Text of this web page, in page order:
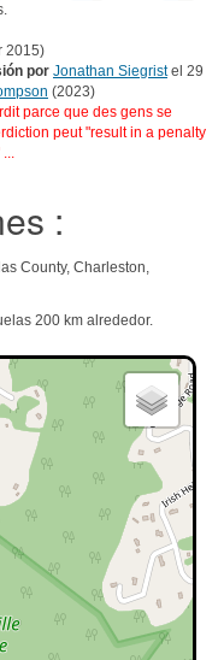
2015)
por Jonathan Siegristel 29
(2023)
parce que des gens se
peut "result in a penalty
:
County, Charleston,
200 km alrededor.